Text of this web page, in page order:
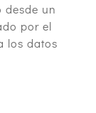
un
por el
los datos